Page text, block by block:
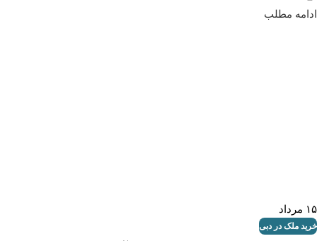
ادامه مطلب
۱۵ مرداد
خرید ملک در دبی